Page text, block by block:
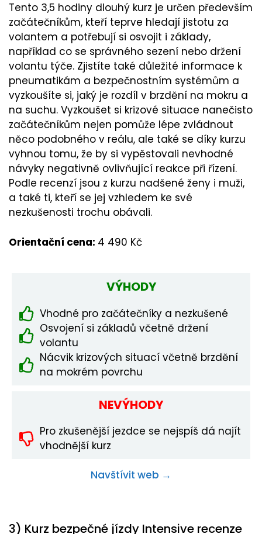
Tento 3,5 hodiny dlouhý kurz je určen především
začátečníkům, kteří teprve hledají jistotu za
volantem a potřebují si osvojit i základy,
například co se správného sezení nebo držení
volantu týče. Zjistíte také důležité informace k
pneumatikám a bezpečnostním systémům a
vyzkoušíte si, jaký je rozdíl v brzdění na mokru a
na suchu. Vyzkoušet si krizové situace nanečisto
začátečníkům nejen pomůže lépe zvládnout
něco podobného v reálu, ale také se díky kurzu
vyhnou tomu, že by si vypěstovali nevhodné
návyky negativně ovlivňující reakce při řízení.
Podle recenzí jsou z kurzu nadšené ženy i muži,
a také ti, kteří se jej vzhledem ke své
nezkušenosti trochu obávali.
Orientační cena: 4 490 Kč
VÝHODY
Vhodné pro začátečníky a nezkušené
Osvojení si základů včetně držení
volantu
Nácvik krizových situací včetně brzdění
na mokrém povrchu
NEVÝHODY
Pro zkušenější jezdce se nejspíš dá najít
vhodnější kurz
Navštívit web →
3) Kurz bezpečné jízdy Intensive recenze